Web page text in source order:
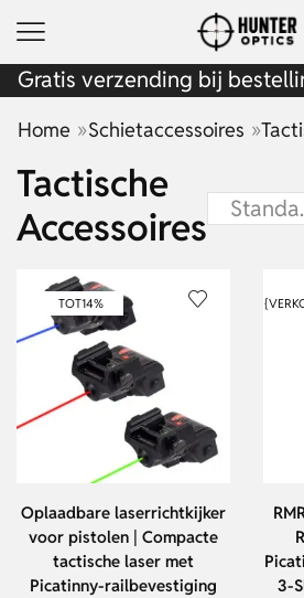
Gratis verzending bij
Home »Schietaccessoires »
Tactische
Accessoires
TOT14%
Oplaadbare laserrichtkijker
voor pistolen | Compacte
tactische laser met
Picatinny-railbevestiging
3-